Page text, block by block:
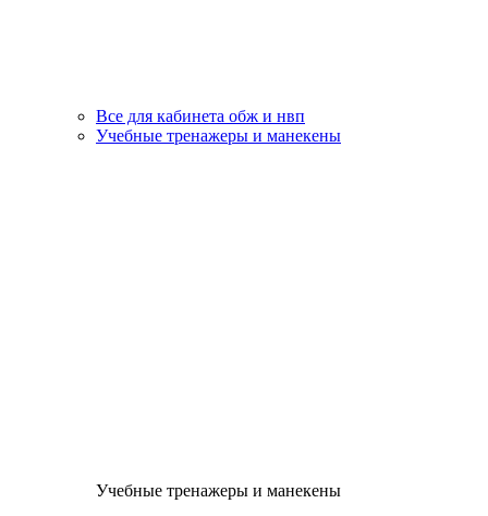
Все для кабинета обж и нвп
Учебные тренажеры и манекены
Учебные тренажеры и манекены